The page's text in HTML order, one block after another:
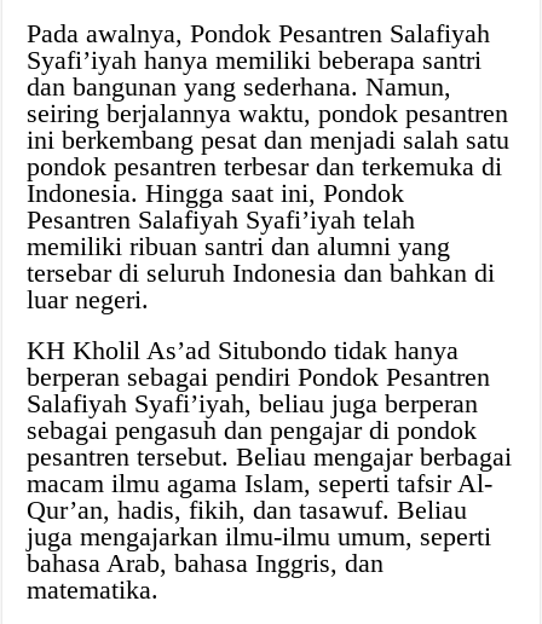
Pada awalnya, Pondok Pesantren Salafiyah
Syafi’iyah hanya memiliki beberapa santri
dan bangunan yang sederhana. Namun,
seiring berjalannya waktu, pondok pesantren
ini berkembang pesat dan menjadi salah satu
pondok pesantren terbesar dan terkemuka di
Indonesia. Hingga saat ini, Pondok
Pesantren Salafiyah Syafi’iyah telah
memiliki ribuan santri dan alumni yang
tersebar di seluruh Indonesia dan bahkan di
luar negeri.
KH Kholil As’ad Situbondo tidak hanya
berperan sebagai pendiri Pondok Pesantren
Salafiyah Syafi’iyah, beliau juga berperan
sebagai pengasuh dan pengajar di pondok
pesantren tersebut. Beliau mengajar berbagai
macam ilmu agama Islam, seperti tafsir Al-
Qur’an, hadis, fikih, dan tasawuf. Beliau
juga mengajarkan ilmu-ilmu umum, seperti
bahasa Arab, bahasa Inggris, dan
matematika.